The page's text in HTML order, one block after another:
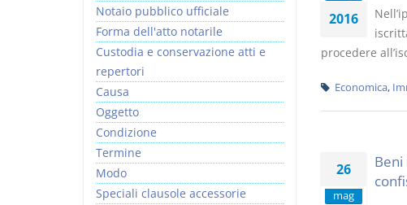
2016
procedere
Economica,
26
mag
Notaio pubblico ufficiale
Forma dell'atto notarile
Custodia e conservazione atti e
repertori
Causa
Oggetto
Condizione
Termine
Modo
Speciali clausole accessorie